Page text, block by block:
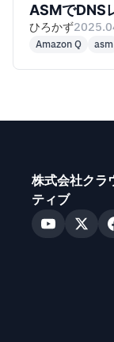
ASMでDNS
ひろかず
Amazon Q asm
株式会社クラ
ティブ